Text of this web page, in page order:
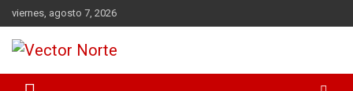
Saltar
al
contenido
viernes, agosto 7, 2026
Vector Norte